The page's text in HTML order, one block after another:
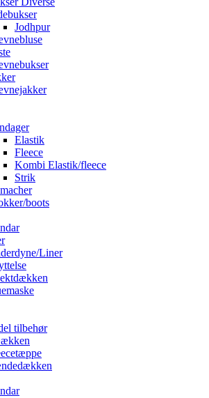
Jodhpur
Elastik
Fleece
Kombi Elastik/fleece
Strik
boots
Liner
tilbehør